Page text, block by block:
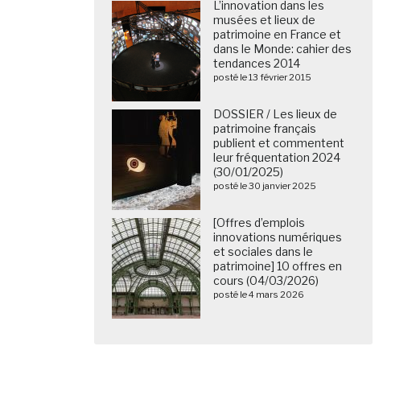
L’innovation dans les
musées et lieux de
patrimoine en France et
dans le Monde: cahier des
tendances 2014
posté le 13 février 2015
DOSSIER / Les lieux de
patrimoine français
publient et commentent
leur fréquentation 2024
(30/01/2025)
posté le 30 janvier 2025
[Offres d’emplois
innovations numériques
et sociales dans le
patrimoine] 10 offres en
cours (04/03/2026)
posté le 4 mars 2026